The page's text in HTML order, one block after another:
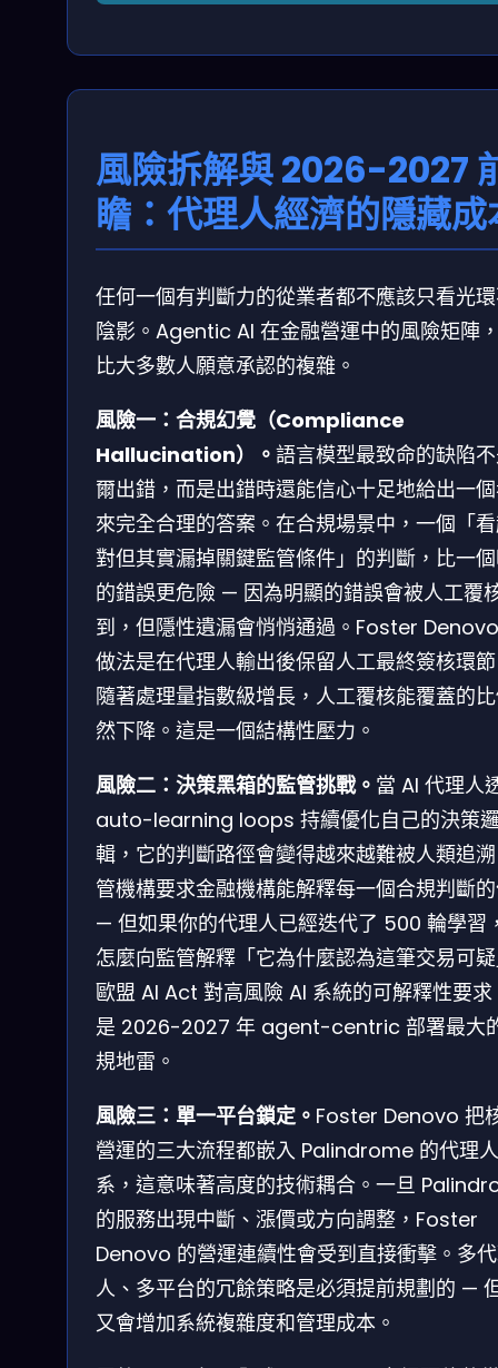
風險拆解與 2026-2027
瞻：代理人經濟的隱藏成
任何一個有判斷力的從業者都不應該只看光
陰影。Agentic AI 在金融營運中的風險矩陣
比大多數人願意承認的複雜。
風險一：合規幻覺（Compliance
Hallucination）。 語言模型最致命的缺陷
爾出錯，而是出錯時還能信心十足地給出一
來完全合理的答案。在合規場景中，一個「
對但其實漏掉關鍵監管條件」的判斷，比一
的錯誤更危險 — 因為明顯的錯誤會被人工覆
到，但隱性遺漏會悄悄通過。Foster
做法是在代理人輸出後保留人工最終簽核環
隨著處理量指數級增長，人工覆核能覆蓋的
然下降。這是一個結構性壓力。
風險二：決策黑箱的監管挑戰。 當 AI 代理人
auto-learning loops 持續優化自己的決策
輯，它的判斷路徑會變得越來越難被人類追
管機構要求金融機構能解釋每一個合規判斷
— 但如果你的代理人已經迭代了 500 輪學習
怎麼向監管解釋「它為什麼認為這筆交易可
歐盟 AI Act 對高風險 AI 系統的可解釋性要求
是 2026-2027 年 agent-centric 部署最大
規地雷。
風險三：單一平台鎖定。 Foster Denovo 把
營運的三大流程都嵌入 Palindrome 的代理
系，這意味著高度的技術耦合。一旦
的服務出現中斷、漲價或方向調整，Foster
Denovo 的營運連續性會受到直接衝擊。多
人、多平台的冗餘策略是必須提前規劃的 —
又會增加系統複雜度和管理成本。